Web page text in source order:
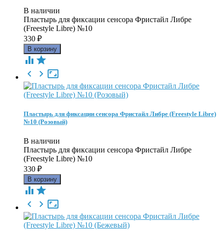
В наличии
Пластырь для фиксации сенсора Фристайл Либре
(Freestyle Libre) №10
330 ₽
 

 
Пластырь для фиксации сенсора Фристайл Либре (Freestyle Libre)
№10 (Розовый)
В наличии
Пластырь для фиксации сенсора Фристайл Либре
(Freestyle Libre) №10
330 ₽
 

 